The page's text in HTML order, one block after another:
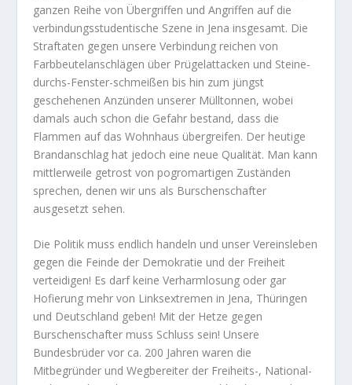
ganzen Reihe von Übergriffen und Angriffen auf die
verbindungsstudentische Szene in Jena insgesamt. Die
Straftaten gegen unsere Verbindung reichen von
Farbbeutelanschlägen über Prügelattacken und Steine-
durchs-Fenster-schmeißen bis hin zum jüngst
geschehenen Anzünden unserer Mülltonnen, wobei
damals auch schon die Gefahr bestand, dass die
Flammen auf das Wohnhaus übergreifen. Der heutige
Brandanschlag hat jedoch eine neue Qualität. Man kann
mittlerweile getrost von pogromartigen Zuständen
sprechen, denen wir uns als Burschenschafter
ausgesetzt sehen.
Die Politik muss endlich handeln und unser Vereinsleben
gegen die Feinde der Demokratie und der Freiheit
verteidigen! Es darf keine Verharmlosung oder gar
Hofierung mehr von Linksextremen in Jena, Thüringen
und Deutschland geben! Mit der Hetze gegen
Burschenschafter muss Schluss sein! Unsere
Bundesbrüder vor ca. 200 Jahren waren die
Mitbegründer und Wegbereiter der Freiheits-, National-